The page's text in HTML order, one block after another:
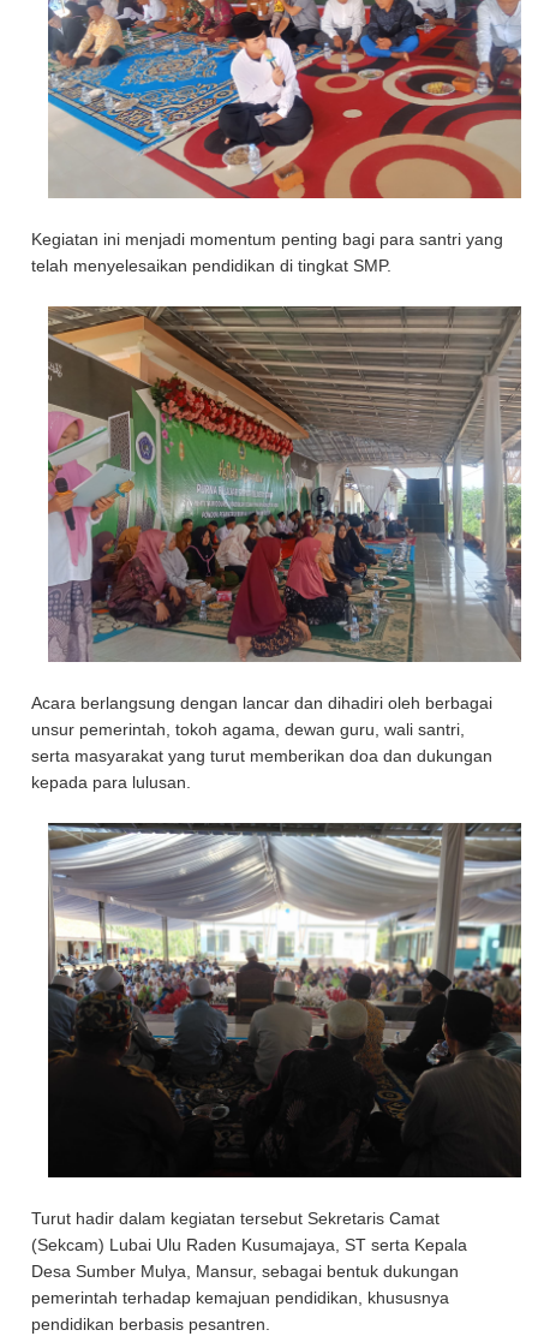
Kegiatan ini menjadi momentum penting bagi para santri yang
telah menyelesaikan pendidikan di tingkat SMP.
Acara berlangsung dengan lancar dan dihadiri oleh berbagai
unsur pemerintah, tokoh agama, dewan guru, wali santri,
serta masyarakat yang turut memberikan doa dan dukungan
kepada para lulusan.
Turut hadir dalam kegiatan tersebut Sekretaris Camat
(Sekcam) Lubai Ulu Raden Kusumajaya, ST serta Kepala
Desa Sumber Mulya, Mansur, sebagai bentuk dukungan
pemerintah terhadap kemajuan pendidikan, khususnya
pendidikan berbasis pesantren.